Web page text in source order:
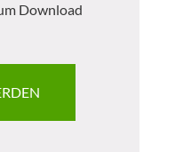
Download